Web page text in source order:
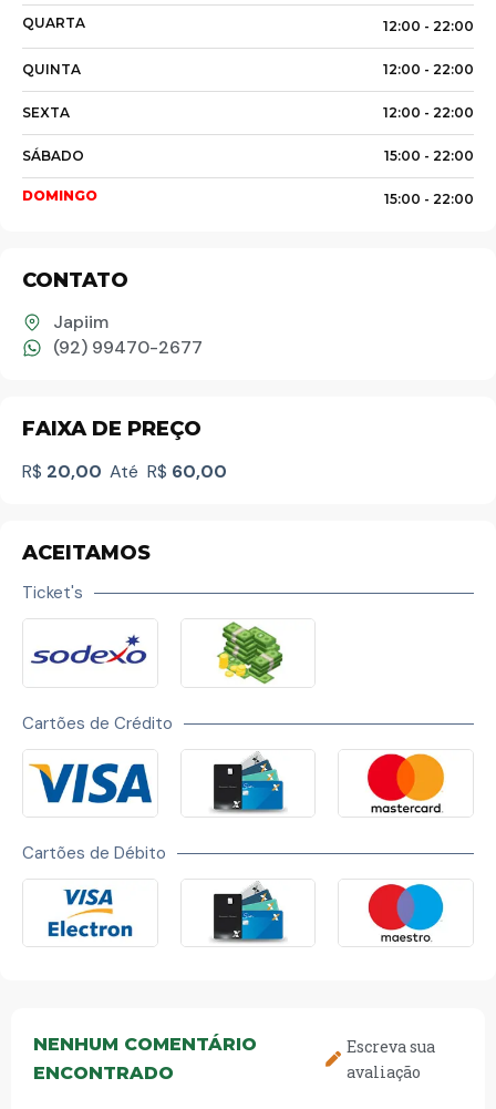
QUARTA 12:00 - 22:00
QUINTA 12:00 - 22:00
SEXTA 12:00 - 22:00
SÁBADO 15:00 - 22:00
DOMINGO 15:00 - 22:00
CONTATO
Japiim
(92) 99470-2677
FAIXA DE PREÇO
R$ 20,00 Até R$ 60,00
ACEITAMOS
Ticket's
Cartões de Crédito
Cartões de Débito
NENHUM COMENTÁRIO
ENCONTRADO
Escreva sua
avaliação